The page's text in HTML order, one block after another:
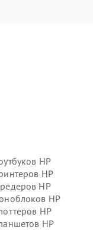
HP
HP
HP
HP
HP
HP